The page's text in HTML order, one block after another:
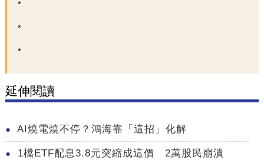
延伸閱讀
AI燒電燒不停？鴻海靠「這招」化解
1檔ETF配息3.8元突縮成這價 2萬股民崩潰